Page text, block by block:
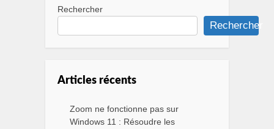
Rechercher
Rechercher
Articles récents
Zoom ne fonctionne pas sur
Windows 11 : Résoudre les